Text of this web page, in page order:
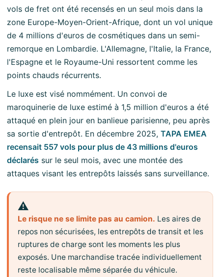
vols de fret ont été recensés en un seul mois dans la
zone Europe-Moyen-Orient-Afrique, dont un vol unique
de 4 millions d'euros de cosmétiques dans un semi-
remorque en Lombardie. L'Allemagne, l'Italie, la France,
l'Espagne et le Royaume-Uni ressortent comme les
points chauds récurrents.
Le luxe est visé nommément. Un convoi de
maroquinerie de luxe estimé à 1,5 million d'euros a été
attaqué en plein jour en banlieue parisienne, peu après
sa sortie d'entrepôt. En décembre 2025, TAPA EMEA
recensait 557 vols pour plus de 43 millions d'euros
déclarés sur le seul mois, avec une montée des
attaques visant les entrepôts laissés sans surveillance.
⚠️
Le risque ne se limite pas au camion. Les aires de
repos non sécurisées, les entrepôts de transit et les
ruptures de charge sont les moments les plus
exposés. Une marchandise tracée individuellement
reste localisable même séparée du véhicule.